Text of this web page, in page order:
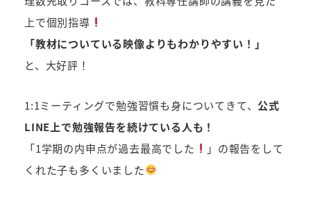
上で個別指導
「教材についている映像よりもわかりやすい！」
と、大好評！
1:1ミーティングで勉強習慣も身についてきて、 公式
LINE上で勉強報告を続けている人も！
「1学期の内申点が過去最高でした
」の報告をして
くれた子も多くいました